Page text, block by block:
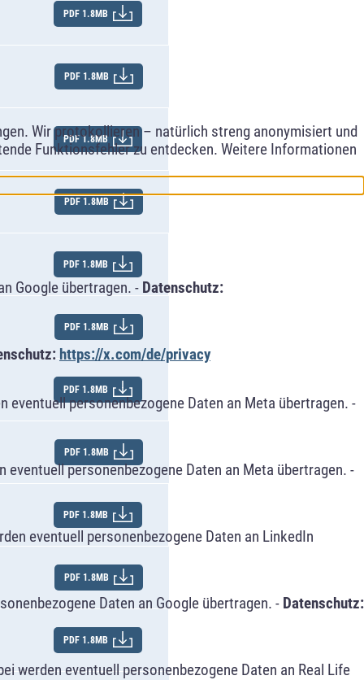
Wir protokollieren – natürlich streng anonymisiert und
Funktionsfehler zu entdecken. Weitere Informationen
Google übertragen. - Datenschutz:
https://x.com/de/privacy
personenbezogene Daten an Meta übertragen. -
personenbezogene Daten an Meta übertragen. -
eventuell personenbezogene Daten an LinkedIn
Daten an Google übertragen. - Datenschutz:
werden eventuell personenbezogene Daten an Real Life
PDF 1.8MB
PDF 1.8MB
PDF 1.8MB
PDF 1.8MB
PDF 1.8MB
PDF 1.8MB
PDF 1.8MB
PDF 1.8MB
PDF 1.8MB
PDF 1.8MB
PDF 1.8MB